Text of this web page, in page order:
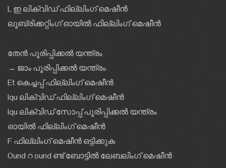
L ഇ ലിക്വിഡ് ഫില്ലിംഗ് മെഷീൻ
ലൂബ്രിക്കറ്റിംഗ് ഓയിൽ ഫില്ലിംഗ് മെഷീൻ
തേൻ പൂരിപ്പിക്കൽ യന്ത്രം
→ ജാം പൂരിപ്പിക്കൽ യന്ത്രം
Et കെച്ചപ്പ് ഫില്ലിംഗ് മെഷീൻ
Iqu ലിക്വിഡ് ഫില്ലിംഗ് മെഷീൻ
Iqu ലിക്വിഡ് സോപ്പ് പൂരിപ്പിക്കൽ യന്ത്രം
ഓയിൽ ഫില്ലിംഗ് മെഷീൻ
F ഫില്ലിംഗ് മെഷീൻ ഒട്ടിക്കുക
Ound റ ound ണ്ട് ബോട്ടിൽ ലേബലിംഗ് മെഷീൻ